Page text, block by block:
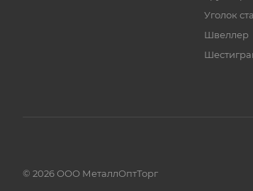
Уголок
Швеллер
© 2026 ООО МеталлОптТорг